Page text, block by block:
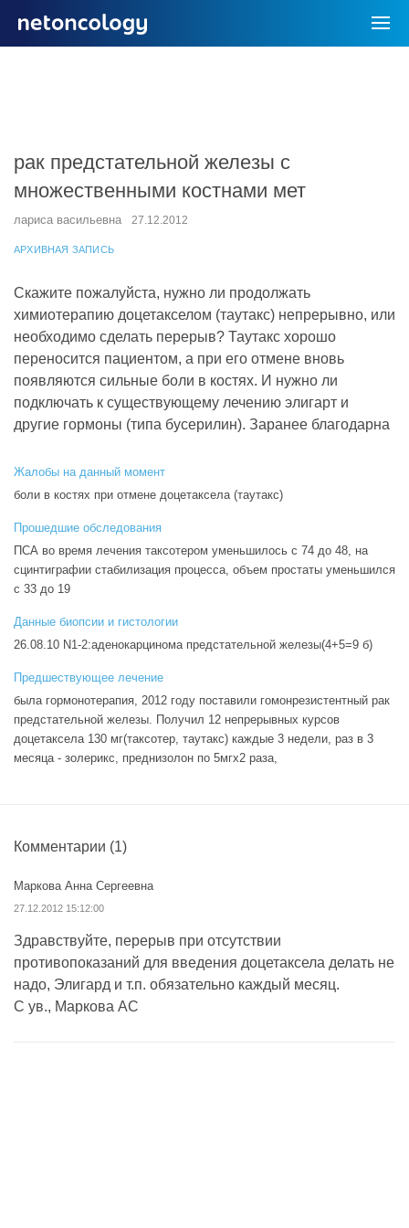
рак предстательной железы с
множественными костнами мет
лариса васильевна 27.12.2012
АРХИВНАЯ ЗАПИСЬ
Скажите пожалуйста, нужно ли продолжать
химиотерапию доцетакселом (таутакс) непрерывно, или
необходимо сделать перерыв? Таутакс хорошо
переносится пациентом, а при его отмене вновь
появляются сильные боли в костях. И нужно ли
подключать к существующему лечению элигарт и
другие гормоны (типа бусерилин). Заранее благодарна
Жалобы на данный момент
боли в костях при отмене доцетаксела (таутакс)
Прошедшие обследования
ПСА во время лечения таксотером уменьшилось с 74 до 48, на
сцинтиграфии стабилизация процесса, объем простаты уменьшился
с 33 до 19
Данные биопсии и гистологии
26.08.10 N1-2:аденокарцинома предстательной железы(4+5=9 б)
Предшествующее лечение
была гормонотерапия, 2012 году поставили гомонрезистентный рак
предстательной железы. Получил 12 непрерывных курсов
доцетаксела 130 мг(таксотер, таутакс) каждые 3 недели, раз в 3
месяца - золерикс, преднизолон по 5мгх2 раза,
Комментарии (1)
Маркова Анна Сергеевна
27.12.2012 15:12:00
Здравствуйте, перерыв при отсутствии
противопоказаний для введения доцетаксела делать не
надо, Элигард и т.п. обязательно каждый месяц.
С ув., Маркова АС